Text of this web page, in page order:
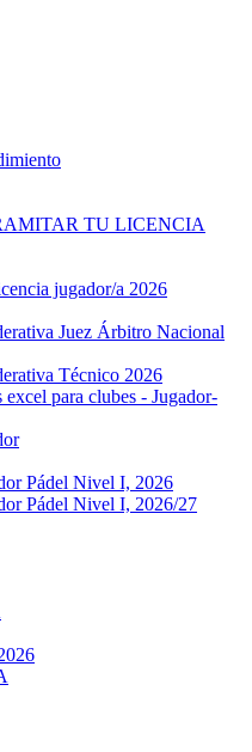
TU LICENCIA
jugador/a 2026
Juez Árbitro Nacional
Técnico 2026
para clubes - Jugador-
Pádel Nivel I, 2026
Pádel Nivel I, 2026/27